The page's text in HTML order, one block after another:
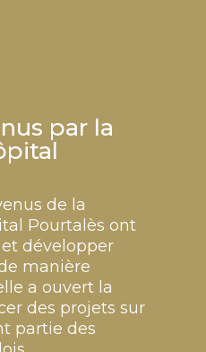
par la
de la
Pourtalès ont
développer
manière
a ouvert la
des projets sur
partie des